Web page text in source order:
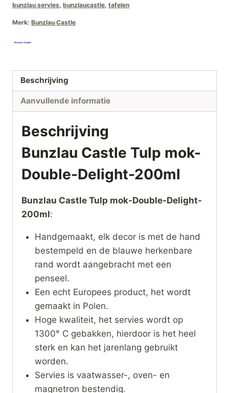
bunzlau servies, bunzlaucastle, tafelen
Merk: Bunzlau Castle
Beschrijving
Aanvullende informatie
Beschrijving
Bunzlau Castle Tulp mok-
Double-Delight-200ml
Bunzlau Castle Tulp mok-Double-Delight-
200ml:
Handgemaakt, elk decor is met de hand
bestempeld en de blauwe herkenbare
rand wordt aangebracht met een
penseel.
Een echt Europees product, het wordt
gemaakt in Polen.
Hoge kwaliteit, het servies wordt op
1300° C gebakken, hierdoor is het heel
sterk en kan het jarenlang gebruikt
worden.
Servies is vaatwasser-, oven- en
magnetron bestendig.